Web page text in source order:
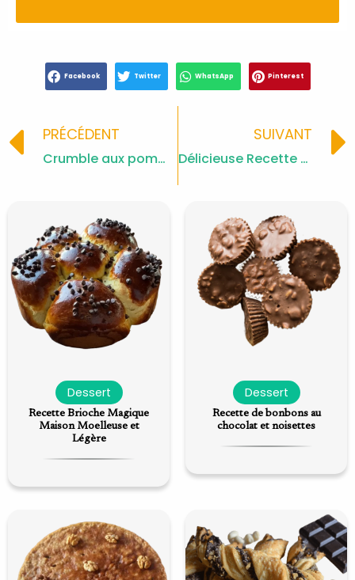
Facebook Twitter WhatsApp Pinterest
Prev
PRÉCÉDENT
Crumble aux pommes et cannelle
SUIVANT
Délicieuse Recette de Tarte aux Kakis
Dessert
Recette Brioche Magique
Maison Moelleuse et
Légère
Dessert
Recette de bonbons au
chocolat et noisettes